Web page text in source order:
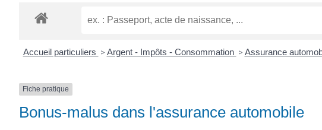
ROGATIEN
Accueil particuliers > Argent - Impôts - Consommation > Assurance
Fiche pratique
Bonus-malus dans l'assurance automobile